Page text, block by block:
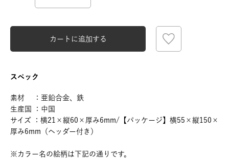
カートに追加する
スペック
素材 ：亜鉛合金、鉄
生産国 ：中国
サイズ ：横21×縦60×厚み6mm/【パッケージ】横55×縦150×
厚み6mm（ヘッダー付き）
※カラー名の絵柄は下記の通りです。